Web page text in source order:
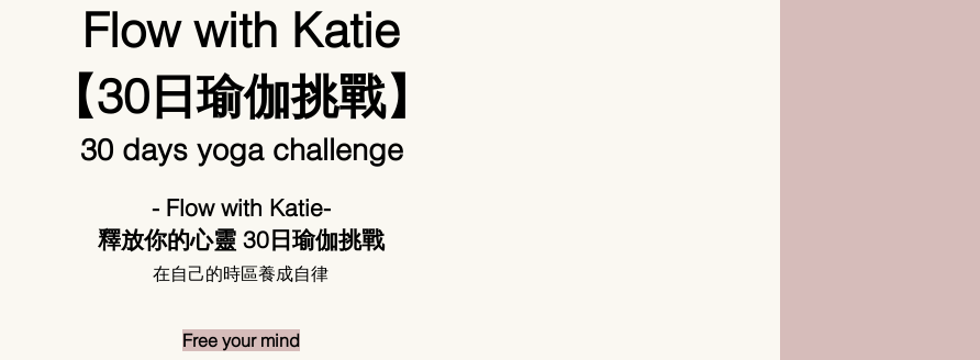
Flow with Katie
【30日瑜伽挑戰】
30 days yoga challenge
- Flow with Katie-
釋放你的心靈 30日瑜伽挑戰
在自己的時區養成自律
Free your mind